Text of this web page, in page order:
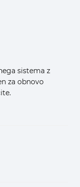
sistema z
za obnovo